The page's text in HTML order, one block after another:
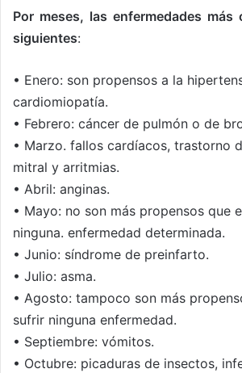
Por meses, las enfermedades más
siguientes:
• Enero: son propensos a la
cardiomiopatía.
• Febrero: cáncer de pulmón o de
• Marzo. fallos cardíacos, trastorno
mitral y arritmias.
• Abril: anginas.
• Mayo: no son más propensos que
ninguna. enfermedad determinada.
• Junio: síndrome de preinfarto.
• Julio: asma.
• Agosto: tampoco son más
sufrir ninguna enfermedad.
• Septiembre: vómitos.
• Octubre: picaduras de insectos,